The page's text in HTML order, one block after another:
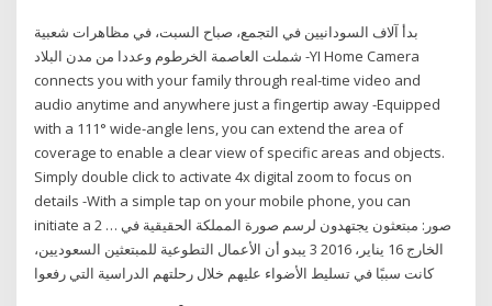
بدأ آلاف السودانيين في التجمع، صباح السبت، في مظاهرات شعبية
شملت العاصمة الخرطوم وعددا من مدن البلاد -YI Home Camera
connects you with your family through real-time video and
audio anytime and anywhere just a fingertip away -Equipped
with a 111° wide-angle lens, you can extend the area of
coverage to enable a clear view of specific areas and objects.
Simply double click to activate 4x digital zoom to focus on
details -With a simple tap on your mobile phone, you can
initiate a 2 … صور: مبتعثون يجتهدون لرسم صورة المملكة الحقيقية في
الخارج 16 يناير، 2016 3 يبدو أن الأعمال التطوعية للمبتعثين السعوديين،
كانت سببًا في تسليط الأضواء عليهم خلال رحلتهم الدراسية التي رفعوا